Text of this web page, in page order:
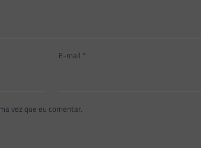
E-mail *
vez que eu comentar.